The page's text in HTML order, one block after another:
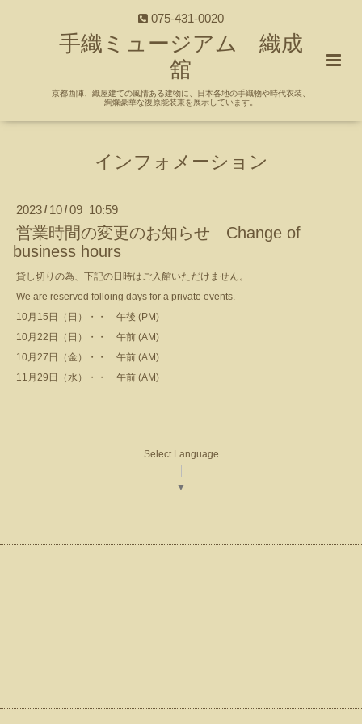
075-431-0020
手織ミュージアム 織成
舘
京都西陣、織屋建ての風情ある建物に、日本各地の手織物や時代衣装、
絢爛豪華な復原能装束を展示しています。
インフォメーション
2023 / 10 / 09 10:59
営業時間の変更のお知らせ Change of
business hours
貸し切りの為、下記の日時はご入館いただけません。
We are reserved folloing days for a private events.
10月15日（日）・・ 午後 (PM)
10月22日（日）・・ 午前 (AM)
10月27日（金）・・ 午前 (AM)
11月29日（水）・・ 午前 (AM)
Select Language
▼